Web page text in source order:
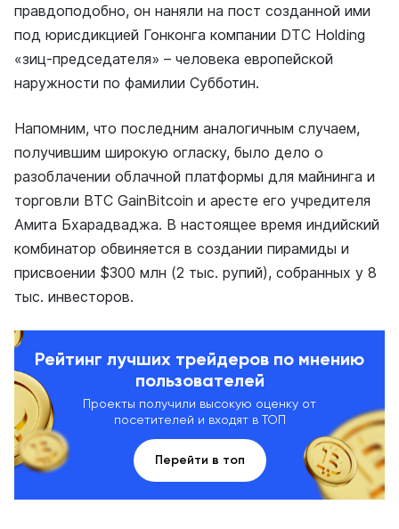
правдоподобно, он наняли на пост созданной ими
под юрисдикцией Гонконга компании DTC Holding
«зиц-председателя» – человека европейской
наружности по фамилии Субботин.
Напомним, что последним аналогичным случаем,
получившим широкую огласку, было дело о
разоблачении облачной платформы для майнинга и
торговли ВТС GainBitcoin и аресте его учредителя
Амита Бхарадваджа. В настоящее время индийский
комбинатор обвиняется в создании пирамиды и
присвоении $300 млн (2 тыс. рупий), собранных у 8
тыс. инвесторов.
Рейтинг лучших трейдеров по мнению
пользователей
Проекты получили высокую оценку от
посетителей и входят в ТОП
Перейти в топ